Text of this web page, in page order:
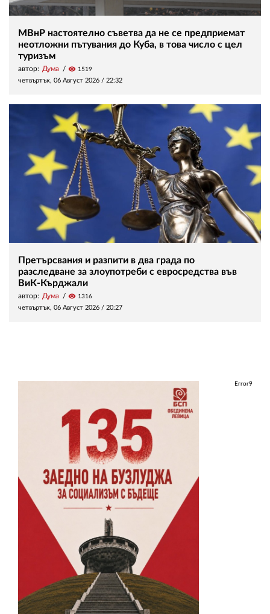
МВнР настоятелно съветва да не се предприемат
неотложни пътувания до Куба, в това число с цел
туризъм
автор: Дума visibility 1519
четвъртък, 06 Август 2026 / 22:32
Претърсвания и разпити в два града по
разследване за злоупотреби с евросредства във
ВиК-Кърджали
автор: Дума visibility 1316
четвъртък, 06 Август 2026 / 20:27
Error9